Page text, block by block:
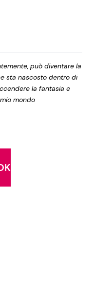
può diventare la
sta nascosto dentro di
la fantasia e
mondo